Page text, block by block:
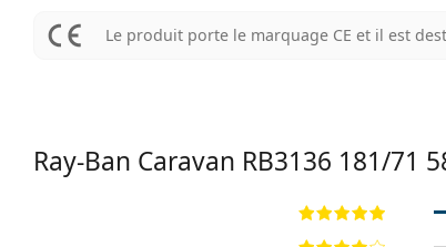
Le produit porte le marquage CE et il est
Ray-Ban Caravan RB3136 181/71